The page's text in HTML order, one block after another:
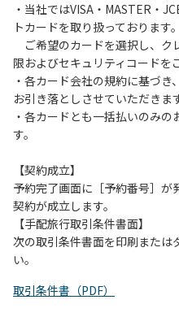
・当社ではVISA・MASTER・
トカードを取り扱っております。
ご希望のカードを選択し、ク
限およびセキュリティコードを
・各カード会社の規約に基づ
お引き落としさせていただきま
・各カードとも一括払いのみ
す。
【契約成立】
予約完了画面に［予約番号］が
契約が成立します。
【手配旅行取引条件書面】
次の取引条件書面を印刷または
い。
取引条件書（PDF）